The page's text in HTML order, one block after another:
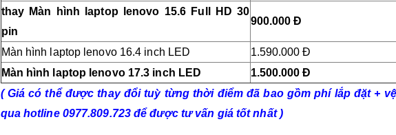
thay Màn hình laptop lenovo 15.6 Full HD 30
pin
900.000 Đ
Màn hình laptop lenovo 16.4 inch LED 1.590.000 Đ
Màn hình laptop lenovo 17.3 inch LED
1.500.000 Đ
( Giá có thể được thay đổi tuỳ từng thời điểm đã bao gồm phí lắp đặt +
qua hotline 0977.809.723 để được tư vấn giá tốt nhất )